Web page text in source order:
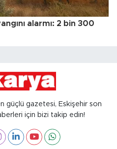
alarmı: 2 bin 300
güçlü gazetesi, Eskişehir son
için bizi takip edin!